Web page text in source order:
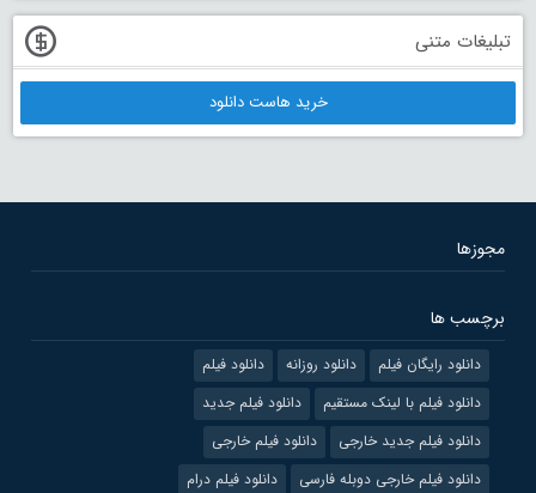
تبلیغات متنی
خرید هاست دانلود
مجوزها
برچسب ها
دانلود رایگان فیلم دانلود روزانه
دانلود فیلم
دانلود فیلم با لینک مستقیم
دانلود فیلم جدید
دانلود فیلم جدید خارجی
دانلود فیلم خارجی
دانلود فیلم خارجی دوبله فارسی
دانلود فیلم درام